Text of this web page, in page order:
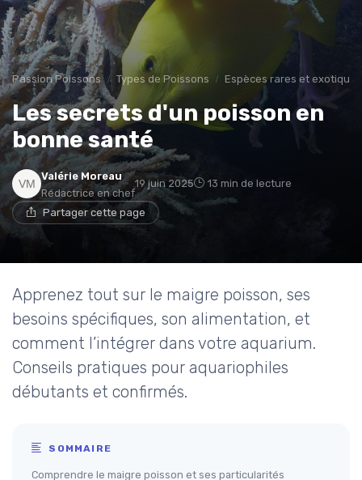
Passion Poissons Types de Poissons Espèces rares et exotiques
Les secrets d'un poisson en
bonne santé
Valérie Moreau
Rédactrice en chef
19 juin 2025 13 min de lecture
Partager cette page
Apprenez tout sur le maigre poisson, ses
besoins spécifiques, son alimentation, et
comment l’intégrer dans votre aquarium.
Conseils pratiques pour aquariophiles
débutants et confirmés.
SOMMAIRE
Comprendre le maigre poisson et ses particularités